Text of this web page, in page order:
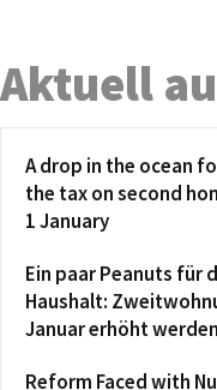
Aktuell
A drop in the ocean
the tax on second
1 January
Ein paar Peanuts für
Haushalt:
Januar erhöht werden
Reform Faced with